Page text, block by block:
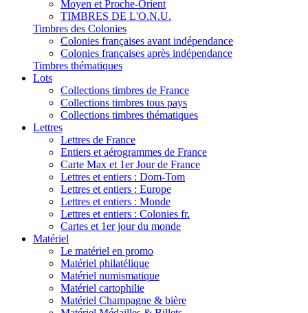
Moyen et Proche-Orient
TIMBRES DE L'O.N.U.
Timbres des Colonies
Colonies françaises avant indépendance
Colonies françaises après indépendance
Timbres thématiques
Lots
Collections timbres de France
Collections timbres tous pays
Collections timbres thématiques
Lettres
Lettres de France
Entiers et aérogrammes de France
Carte Max et 1er Jour de France
Lettres et entiers : Dom-Tom
Lettres et entiers : Europe
Lettres et entiers : Monde
Lettres et entiers : Colonies fr.
Cartes et 1er jour du monde
Matériel
Le matériel en promo
Matériel philatélique
Matériel numismatique
Matériel cartophilie
Matériel Champagne & bière